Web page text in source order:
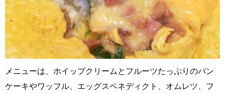
メニューは、ホイップクリームとフルーツたっぷりのパン
ケーキやワッフル、エッグスベネディクト、オムレツ、フ